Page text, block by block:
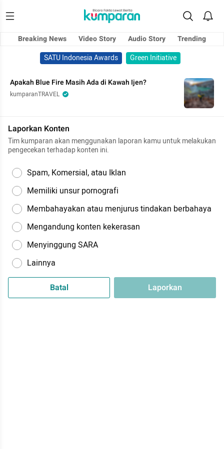
Breaking News Video Story Audio Story
Trending
SATU Indonesia Awards
Green Initiative
Apakah Blue Fire Masih Ada di Kawah Ijen?
kumparanTRAVEL
Laporkan Konten
Tim kumparan akan menggunakan laporan kamu untuk melakukan
pengecekan terhadap konten ini.
Spam, Komersial, atau Iklan
Memiliki unsur pornografi
Membahayakan atau menjurus tindakan berbahaya
Mengandung konten kekerasan
Menyinggung SARA
Lainnya
Batal Laporkan